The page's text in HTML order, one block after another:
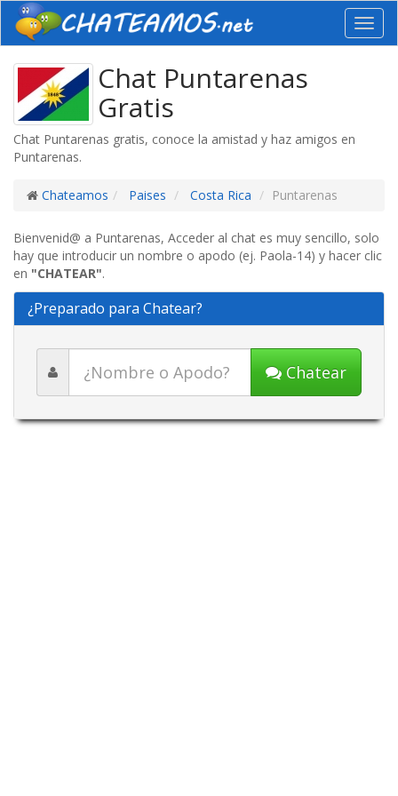
Chat Puntarenas
Gratis
Chat Puntarenas gratis, conoce la amistad y haz amigos en
Puntarenas.
Chateamos Paises Costa Rica Puntarenas
Bienvenid@ a Puntarenas, Acceder al chat es muy sencillo, solo
hay que introducir un nombre o apodo (ej. Paola-14) y hacer clic
en "CHATEAR".
¿Preparado para Chatear?
Chatear